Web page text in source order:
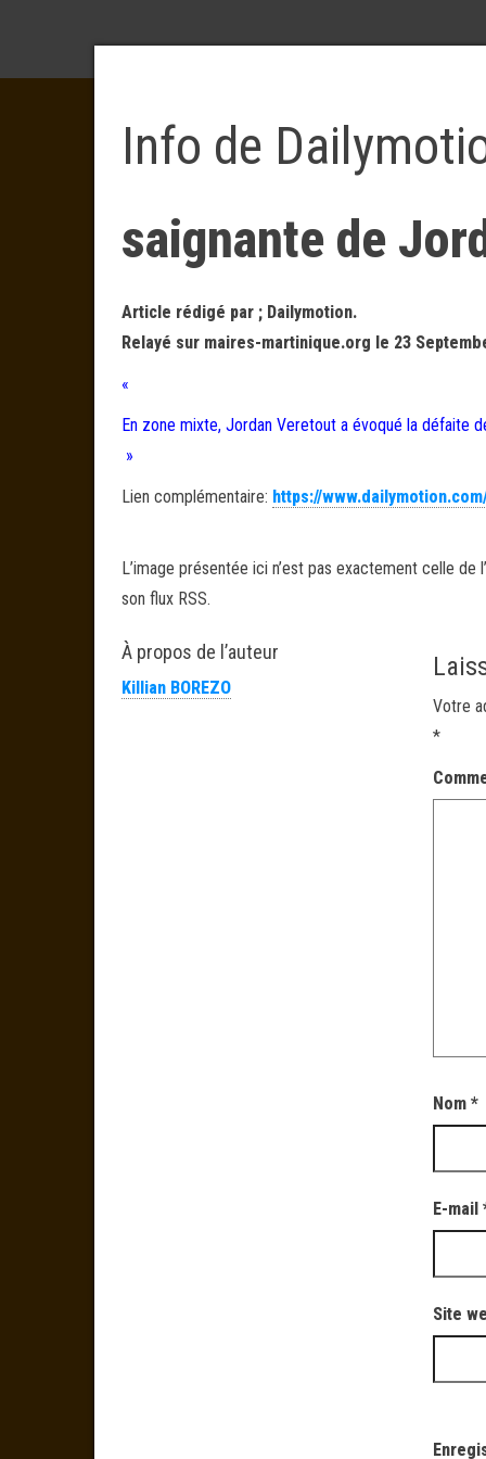
Info de
saignante de
Article rédigé par ; Dailymotion.
Relayé sur maires-martinique.org le 23
«
En zone mixte, Jordan Veretout a évoqué la défaite
»
Lien complémentaire: https://
L’image présentée ici n’est pas exactement celle
son flux RSS.
À propos de l’auteur
Killian BOREZO
Votre
*
Nom*
E-mail
Site